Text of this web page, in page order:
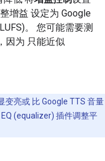
增益 设定为 Google
。 您可能需要测
因为 只能近似
变亮或 比 Google TTS 音量
(equalizer) 插件调整平